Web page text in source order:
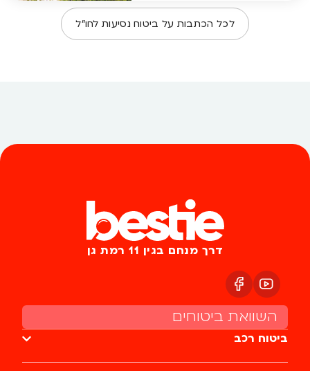
לכל הכתבות על ביטוח נסיעות לחו״ל
דרך מנחם בגין 11 רמת גן
השוואת ביטוחים
ביטוח רכב